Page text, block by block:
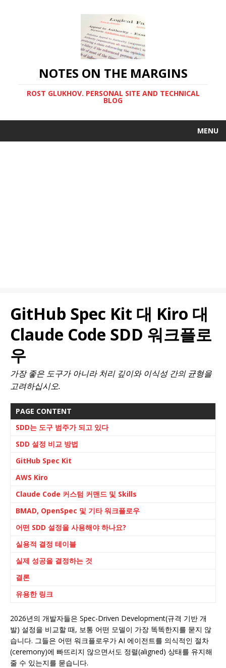
NOTES ON THE MARGINS
ROST GLUKHOV. PERSONAL SITE AND TECHNICAL
BLOG
MENU
GitHub Spec Kit 대 Kiro 대
Claude Code SDD 워크플로
우
가장 좋은 도구가 아니라 처리 깊이와 이식성 간의 균형을
고려하십시오.
PAGE CONTENT
SDD는 도구 범주가 되고 있다
SDD 설정 비교 방법
GitHub Spec Kit
AWS Kiro
Claude Code 커스텀 커맨드 및 Skills
BMAD, OpenSpec 및 기타 워크플로우
어떤 SDD 설정을 사용해야 하나요?
실용적 결정 테이블
실제 성공을 결정하는 것
결론
유용한 링크
2026년의 개발자들은 Spec-Driven Development(규격 기반 개
발) 설정을 비교할 때, 보통 어떤 모델이 가장 똑똑한지를 묻지 않
습니다. 그들은 어떤 워크플로우가 AI 에이전트를 의식적인 절차
(ceremony)에 빠뜨리지 않으면서도 정렬(aligned) 상태를 유지해
줄 수 있는지를 묻습니다.